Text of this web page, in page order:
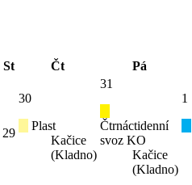
St Čt Pá
29
30
Plast
Kačice
(Kladno)
31
Čtrnáctidenní
svoz KO
Kačice
(Kladno)
1